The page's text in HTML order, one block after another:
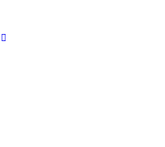
zu
!
etwas für Sie
oder Kids.